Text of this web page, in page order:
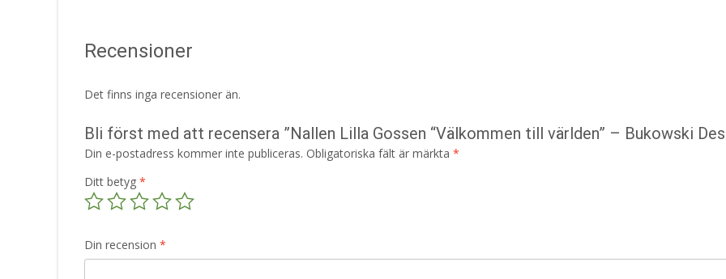
Recensioner
Det finns inga recensioner än.
Bli först med att recensera ”Nallen Lilla Gossen “Välkommen till världen” – Bukowski
Din e-postadress kommer inte publiceras. Obligatoriska fält är märkta *
Ditt betyg *
Din recension *